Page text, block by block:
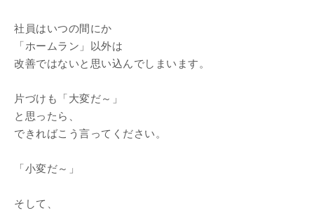
社員はいつの間にか
「ホームラン」以外は
改善ではないと思い込んでしまいます。
片づけも「大変だ～」
と思ったら、
できればこう言ってください。
「小変だ～」
そして、